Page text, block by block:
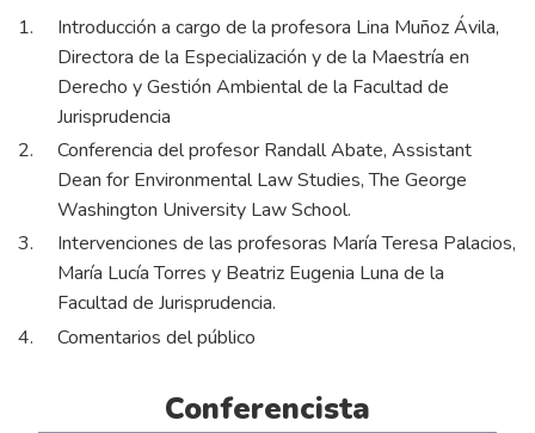
Introducción a cargo de la profesora Lina Muñoz Ávila,
Directora de la Especialización y de la Maestría en
Derecho y Gestión Ambiental de la Facultad de
Jurisprudencia
Conferencia del profesor Randall Abate, Assistant
Dean for Environmental Law Studies, The George
Washington University Law School.
Intervenciones de las profesoras María Teresa Palacios,
María Lucía Torres y Beatriz Eugenia Luna de la
Facultad de Jurisprudencia.
Comentarios del público
Conferencista